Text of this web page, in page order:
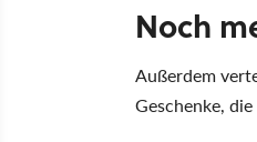
Noch
Außerdem
Geschenke,